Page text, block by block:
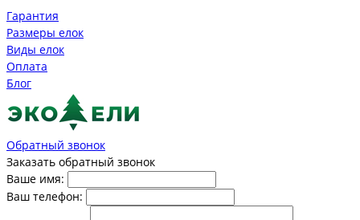
Гарантия
Размеры елок
Виды елок
Оплата
Блог
Обратный звонок
Заказать обратный звонок
Ваше имя:
Ваш телефон: